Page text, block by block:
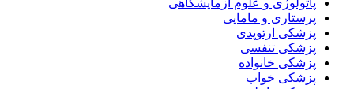
پرستاری و مامایی
پزشکی ارتوپدی
پزشکی تنفسی
پزشکی خانواده
پزشکی خواب